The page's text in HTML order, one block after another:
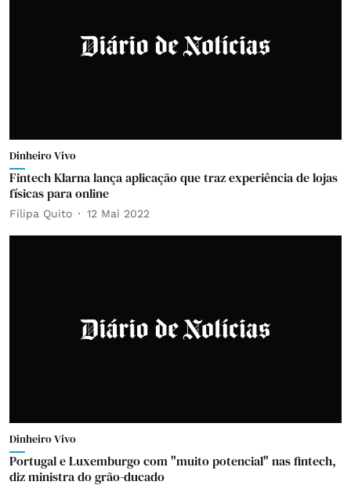
Dinheiro Vivo
Fintech Klarna lança aplicação que traz experiência de lojas
físicas para online
Filipa Quito 12 Mai 2022
Dinheiro Vivo
Portugal e Luxemburgo com "muito potencial" nas fintech,
diz ministra do grão-ducado